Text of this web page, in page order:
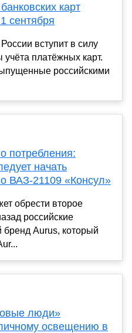
карт
сентября
вступит в силу
платёжных карт.
российскими
потребления:
начать
ВАЗ-21109 «Консул»
обрести второе
российские
Aurus, который
люди»
освещению в